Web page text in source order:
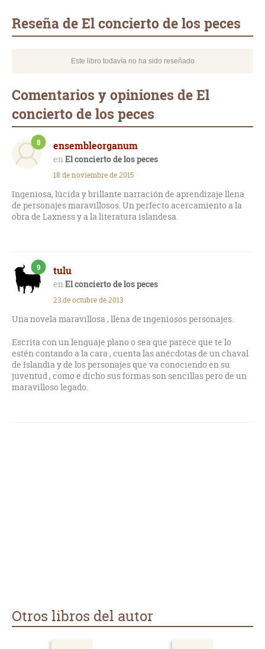
Reseña de El concierto de los peces
Este libro todavía no ha sido reseñado
Comentarios y opiniones de El
concierto de los peces
ensembleorganum
El concierto de los peces
8
18 de noviembre de 2015
Ingeniosa, lúcida y brillante narración de aprendizaje llena
de personajes maravillosos. Un perfecto acercamiento a la
obra de Laxness y a la literatura islandesa.
tulu
El concierto de los peces
9
23 de octubre de 2013
Una novela maravillosa , llena de ingeniosos personajes.
Escrita con un lenguaje plano o sea que parece que te lo
estén contando a la cara , cuenta las anécdotas de un chaval
de Islandia y de los personajes que va conociendo en su
juventud , como e dicho sus formas son sencillas pero de un
maravilloso legado.
Otros libros del autor